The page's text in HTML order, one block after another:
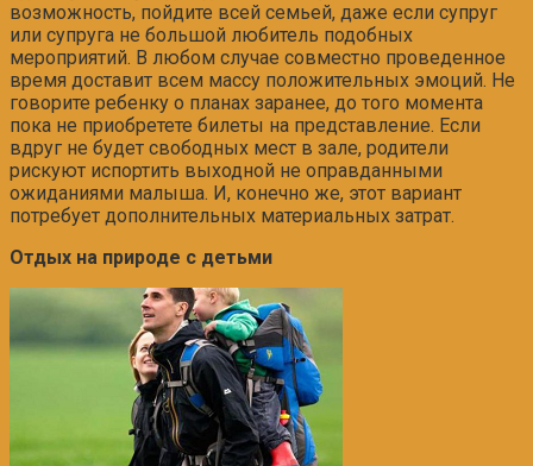
возможность, пойдите всей семьей, даже если супруг
или супруга не большой любитель подобных
мероприятий. В любом случае совместно проведенное
время доставит всем массу положительных эмоций. Не
говорите ребенку о планах заранее, до того момента
пока не приобретете билеты на представление. Если
вдруг не будет свободных мест в зале, родители
рискуют испортить выходной не оправданными
ожиданиями малыша. И, конечно же, этот вариант
потребует дополнительных материальных затрат.
Отдых на природе с детьми